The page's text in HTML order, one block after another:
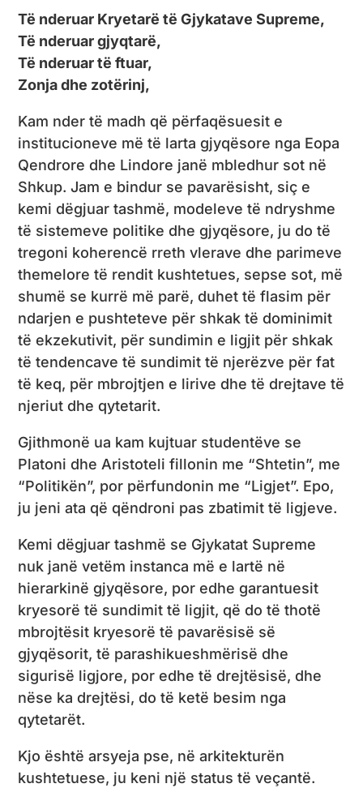
Të nderuar Kryetarë të Gjykatave Supreme,
Të nderuar gjyqtarë,
Të nderuar të ftuar,
Zonja dhe zotërinj,
Kam nder të madh që përfaqësuesit e
institucioneve më të larta gjyqësore nga Eopa
Qendrore dhe Lindore janë mbledhur sot në
Shkup. Jam e bindur se pavarësisht, siç e
kemi dëgjuar tashmë, modeleve të ndryshme
të sistemeve politike dhe gjyqësore, ju do të
tregoni koherencë rreth vlerave dhe parimeve
themelore të rendit kushtetues, sepse sot, më
shumë se kurrë më parë, duhet të flasim për
ndarjen e pushteteve për shkak të dominimit
të ekzekutivit, për sundimin e ligjit për shkak
të tendencave të sundimit të njerëzve për fat
të keq, për mbrojtjen e lirive dhe të drejtave të
njeriut dhe qytetarit.
Gjithmonë ua kam kujtuar studentëve se
Platoni dhe Aristoteli fillonin me “Shtetin”, me
“Politikën”, por përfundonin me “Ligjet”. Epo,
ju jeni ata që qëndroni pas zbatimit të ligjeve.
Kemi dëgjuar tashmë se Gjykatat Supreme
nuk janë vetëm instanca më e lartë në
hierarkinë gjyqësore, por edhe garantuesit
kryesorë të sundimit të ligjit, që do të thotë
mbrojtësit kryesorë të pavarësisë së
gjyqësorit, të parashikueshmërisë dhe
sigurisë ligjore, por edhe të drejtësisë, dhe
nëse ka drejtësi, do të ketë besim nga
qytetarët.
Kjo është arsyeja pse, në arkitekturën
kushtetuese, ju keni një status të veçantë.